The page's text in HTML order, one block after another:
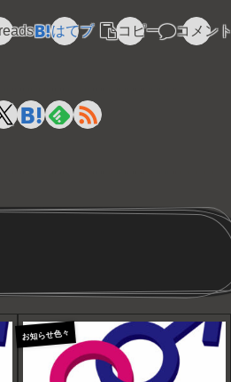
はてブ コピー コメント
お知らせ色々